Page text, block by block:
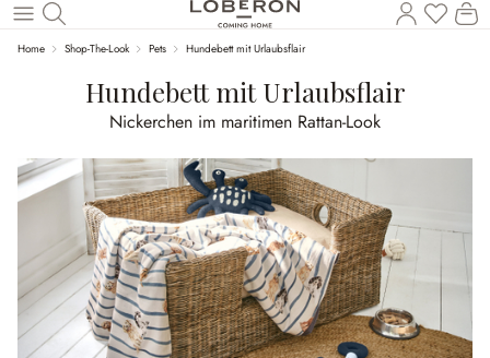
Zum Hauptinhalt springen
Du
Home Shop-The-Look Pets Hundebett mit Urlaubsflair
Hundebett mit Urlaubsflair
Nickerchen im maritimen Rattan-Look